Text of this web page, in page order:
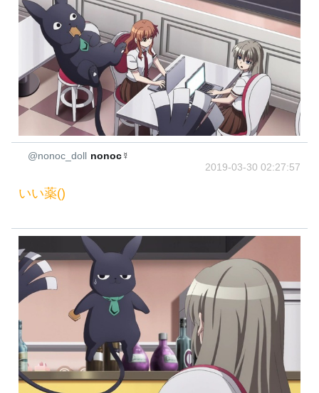
@nonoc_doll nonoc☿
2019-03-30 02:27:57
いい薬()